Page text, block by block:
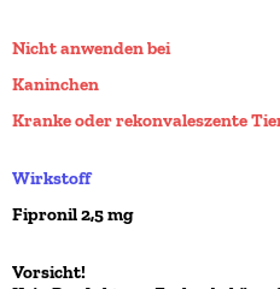
Nicht anwenden bei
Kaninchen
Kranke oder rekonvaleszente
Wirkstoff
Fipronil 2,5 mg
Vorsicht!